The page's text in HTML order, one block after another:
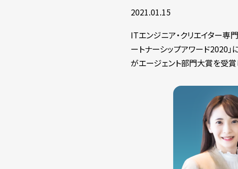
2021.01.15
ITエンジニア・クリエイター専
ートナーシップアワード2020
がエージェント部門大賞を受賞